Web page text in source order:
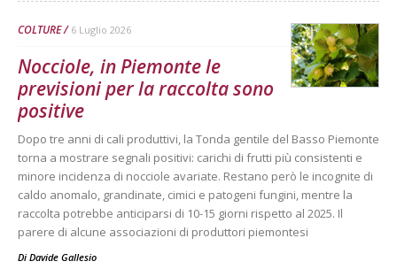
COLTURE 6 Luglio 2026
Nocciole, in Piemonte le
previsioni per la raccolta sono
positive
Dopo tre anni di cali produttivi, la Tonda gentile del Basso Piemonte
torna a mostrare segnali positivi: carichi di frutti più consistenti e
minore incidenza di nocciole avariate. Restano però le incognite di
caldo anomalo, grandinate, cimici e patogeni fungini, mentre la
raccolta potrebbe anticiparsi di 10-15 giorni rispetto al 2025. Il
parere di alcune associazioni di produttori piemontesi
Di Davide Gallesio